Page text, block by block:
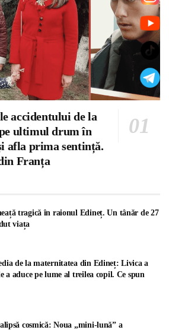
accidentului de la
ultimul drum în
afla prima sentință.
Franța
tragică în raionul Edineț. Un tânăr de 27
viața
de la maternitatea din Edineț: Livica a
a aduce pe lume al treilea copil. Ce spun
cosmică: Noua „mini-lună” a